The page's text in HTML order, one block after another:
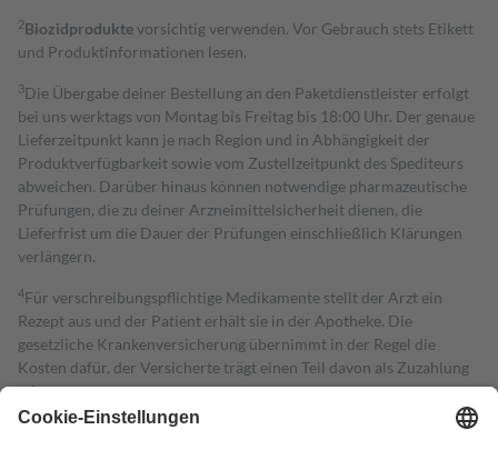
2Biozidproduktevorsichtig verwenden. Vor Gebrauch stets Etikett
und Produktinformationen lesen.
3Die Übergabe deiner Bestellung an den Paketdienstleister erfolgt
bei uns werktags von Montag bis Freitag bis 18:00 Uhr. Der genaue
Lieferzeitpunkt kann je nach Region und in Abhängigkeit der
Produktverfügbarkeit sowie vom Zustellzeitpunkt des Spediteurs
abweichen. Darüber hinaus können notwendige pharmazeutische
Prüfungen, die zu deiner Arzneimittelsicherheit dienen, die
Lieferfrist um die Dauer der Prüfungen einschließlich Klärungen
verlängern.
4Für verschreibungspflichtige Medikamente stellt der Arzt ein
Rezept aus und der Patient erhält sie in der Apotheke. Die
gesetzliche Krankenversicherung übernimmt in der Regel die
Kosten dafür, der Versicherte trägt einen Teil davon als Zuzahlung
mit.
Grundsätzlich leisten Mitglieder Zuzahlungen in Höhe von zehn